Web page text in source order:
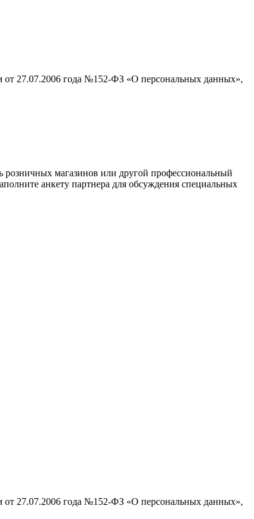
от 27.07.2006 года №152-ФЗ «О персональных данных»,
розничных магазинов или другой профессиональный
анкету партнера для обсуждения специальных
от 27.07.2006 года №152-ФЗ «О персональных данных»,